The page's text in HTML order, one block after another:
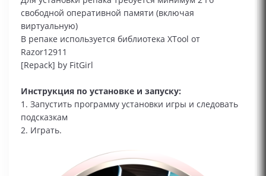
свободной оперативной памяти (включая
виртуальную)
В репаке используется библиотека XTool от
Razor12911
[Repack] by FitGirl
Инструкция по установке и запуску:
1. Запустить программу установки игры и следовать
подсказкам
2. Играть.